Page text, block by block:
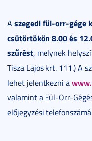
A szegedi fül-orr-gége
csütörtökön 8.00 és
szűrést, melynek
Tisza Lajos krt. 111.) A
lehet jelentkezni a
valamint a Fül-Orr-
előjegyzési